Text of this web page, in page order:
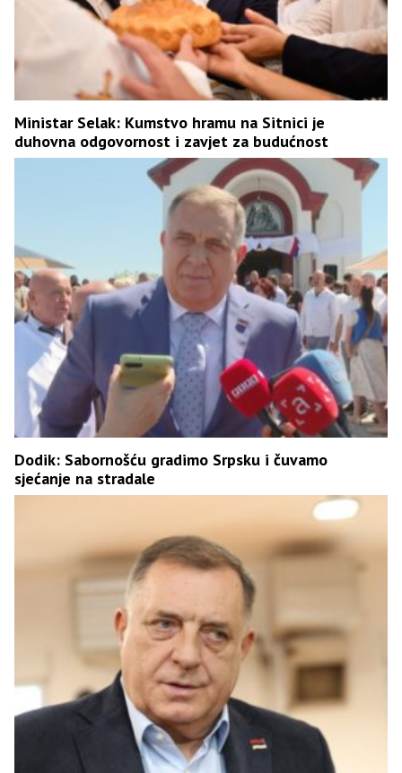
Ministar Selak: Kumstvo hramu na Sitnici je
duhovna odgovornost i zavjet za budućnost
Dodik: Sabornošću gradimo Srpsku i čuvamo
sjećanje na stradale